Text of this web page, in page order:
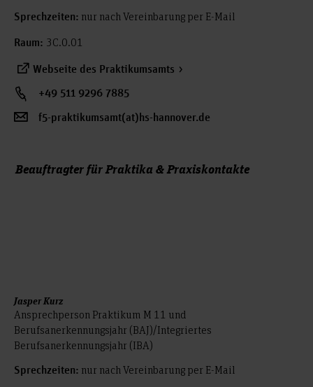
Sprechzeiten: nur nach Vereinbarung per E-Mail
Raum: 3C.0.01
Webseite des Praktikumsamts
+49 511 9296 7885
f5-praktikumsamt(at)hs-hannover.de
Beauftragter für Praktika & Praxiskontakte
Jasper Kurz
Ansprechperson Praktikum M 11 und
Berufsanerkennungsjahr (BAJ)/Integriertes
Berufsanerkennungsjahr (IBA)
Sprechzeiten: nur nach Vereinbarung per E-Mail